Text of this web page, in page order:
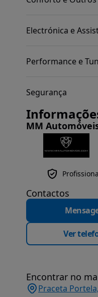
Electrónica e
Performance e
Segurança
MM
Contactos
Ver
Encontrar no
Praceta